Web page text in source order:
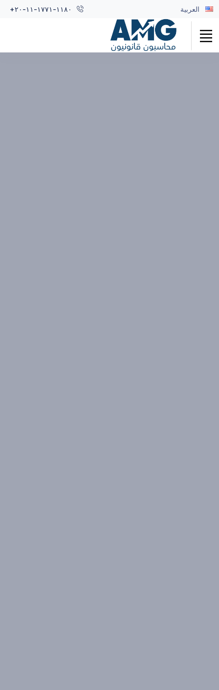
العربية +٢٠-١١-١٧٧١-١١٨٠